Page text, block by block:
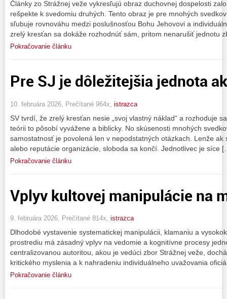
Články zo Strážnej veže vykresľujú obraz duchovnej dospelosti
rešpekte k svedomiu druhých. Tento obraz je pre mnohých
sľubuje rovnováhu medzi poslušnosťou Bohu Jehovovi a
zrelý kresťan sa dokáže rozhodnúť sám, pritom nenarušiť jednotu
Pokračovanie článku
Pre SJ je dôležitejšia jednota
10. februára 2026, Prečítané 964x, istrazca
SV tvrdí, že zrelý kresťan nesie „svoj vlastný náklad“ a rozhoduje
teórii to pôsobí vyvážene a biblicky. No skúsenosti mnohých
samostatnosť je povolená len v nepodstatných otázkach. Lenže ak
alebo reputácie organizácie, sloboda sa končí. Jednotlivec je síce
Pokračovanie článku
Vplyv kultovej manipulácie na
9. februára 2026, Prečítané 814x, istrazca
Dlhodobé vystavenie systematickej manipulácii, klamaniu a
prostrediu má zásadný vplyv na vedomie a kognitívne procesy
centralizovanou autoritou, akou je vedúci zbor Strážnej veže,
kritického myslenia a k nahradeniu individuálneho uvažovania
Pokračovanie článku